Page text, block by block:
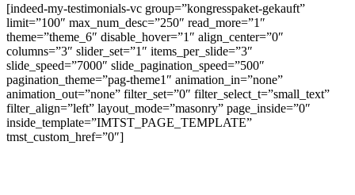
[indeed-my-testimonials-vc group=”kongresspaket-gekauft”
limit=”100″ max_num_desc=”250″ read_more=”1″
theme=”theme_6″ disable_hover=”1″ align_center=”0″
columns=”3″ slider_set=”1″ items_per_slide=”3″
slide_speed=”7000″ slide_pagination_speed=”500″
pagination_theme=”pag-theme1″ animation_in=”none”
animation_out=”none” filter_set=”0″ filter_select_t=”small_text”
filter_align=”left” layout_mode=”masonry” page_inside=”0″
inside_template=”IMTST_PAGE_TEMPLATE”
tmst_custom_href=”0″]